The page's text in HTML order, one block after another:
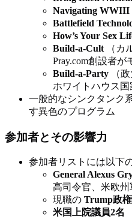
Navigating WWIII
Battlefield
How’s Your Sex
Build-a-Cult （カ
Pray.com創設者が
Build-a-Party （
ホワイトハウス
一般的なシンクタンク
す異色のプログラム
参加者とその影響力
参加者リストには以下
General Alexus
高司令官、米欧州
現職の Trump政
米国上院議員2名